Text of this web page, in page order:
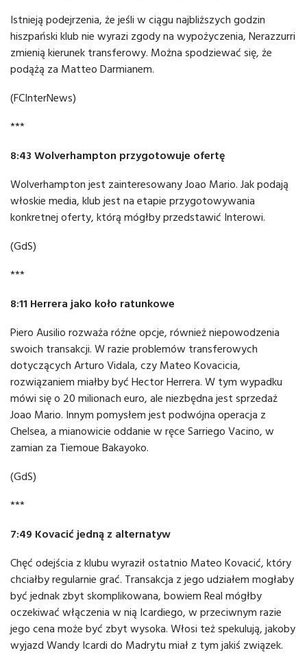
Istnieją podejrzenia, że jeśli w ciągu najbliższych godzin
hiszpański klub nie wyrazi zgody na wypożyczenia, Nerazzurri
zmienią kierunek transferowy. Można spodziewać się, że
podążą za Matteo Darmianem.
(FCInterNews)
***
8:43 Wolverhampton przygotowuje ofertę
Wolverhampton jest zainteresowany Joao Mario. Jak podają
włoskie media, klub jest na etapie przygotowywania
konkretnej oferty, którą mógłby przedstawić Interowi.
(GdS)
***
8:11 Herrera jako koło ratunkowe
Piero Ausilio rozważa różne opcje, również niepowodzenia
swoich transakcji. W razie problemów transferowych
dotyczących Arturo Vidala, czy Mateo Kovacicia,
rozwiązaniem miałby być Hector Herrera. W tym wypadku
mówi się o 20 milionach euro, ale niezbędna jest sprzedaż
Joao Mario. Innym pomysłem jest podwójna operacja z
Chelsea, a mianowicie oddanie w ręce Sarriego Vacino, w
zamian za Tiemoue Bakayoko.
(GdS)
***
7:49 Kovacić jedną z alternatyw
Chęć odejścia z klubu wyraził ostatnio Mateo Kovacić, który
chciałby regularnie grać. Transakcja z jego udziałem mogłaby
być jednak zbyt skomplikowana, bowiem Real mógłby
oczekiwać włączenia w nią Icardiego, w przeciwnym razie
jego cena może być zbyt wysoka. Włosi też spekulują, jakoby
wyjazd Wandy Icardi do Madrytu miał z tym jakiś związek.